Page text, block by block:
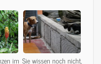
im Sie wissen noch nicht,